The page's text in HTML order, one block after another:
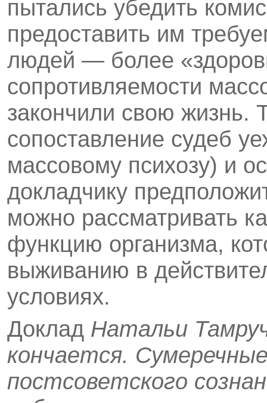
пытались убедить
предоставить им
людей — более
сопротивляемости
закончили свою жизнь.
сопоставление судеб
массовому психозу) и
докладчику
можно рассматривать
функцию организма,
выживанию в
условиях.
Доклад Натальи
кончается.
постсоветского